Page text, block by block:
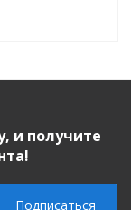
и получите